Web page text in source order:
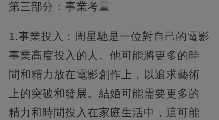
第三部分：事業考量
1.事業投入：周星馳是一位對自己的電影
事業高度投入的人。他可能將更多的時
間和精力放在電影創作上，以追求藝術
上的突破和發展。結婚可能需要更多的
精力和時間投入在家庭生活中，這可能